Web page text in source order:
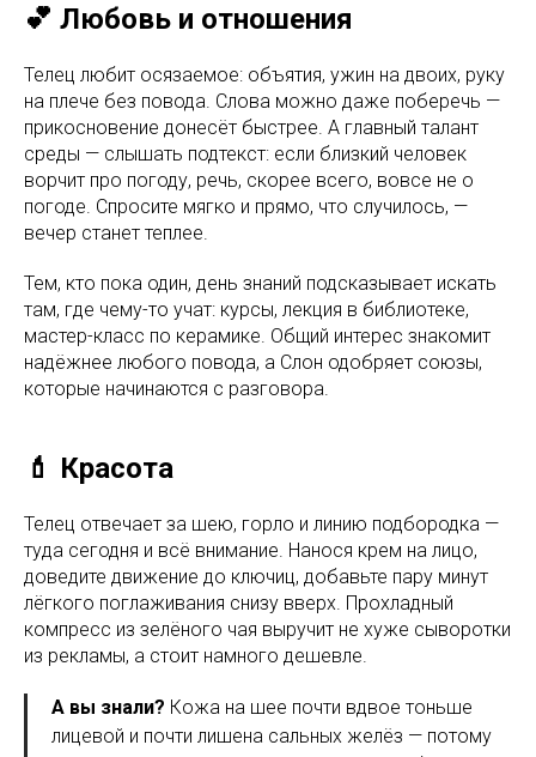
💕 Любовь и отношения
Телец любит осязаемое: объятия, ужин на двоих, руку
на плече без повода. Слова можно даже поберечь —
прикосновение донесёт быстрее. А главный талант
среды — слышать подтекст: если близкий человек
ворчит про погоду, речь, скорее всего, вовсе не о
погоде. Спросите мягко и прямо, что случилось, —
вечер станет теплее.
Тем, кто пока один, день знаний подсказывает искать
там, где чему-то учат: курсы, лекция в библиотеке,
мастер-класс по керамике. Общий интерес знакомит
надёжнее любого повода, а Слон одобряет союзы,
которые начинаются с разговора.
💄 Красота
Телец отвечает за шею, горло и линию подбородка —
туда сегодня и всё внимание. Нанося крем на лицо,
доведите движение до ключиц, добавьте пару минут
лёгкого поглаживания снизу вверх. Прохладный
компресс из зелёного чая выручит не хуже сыворотки
из рекламы, а стоит намного дешевле.
А вы знали? Кожа на шее почти вдвое тоньше
лицевой и почти лишена сальных желёз — потому